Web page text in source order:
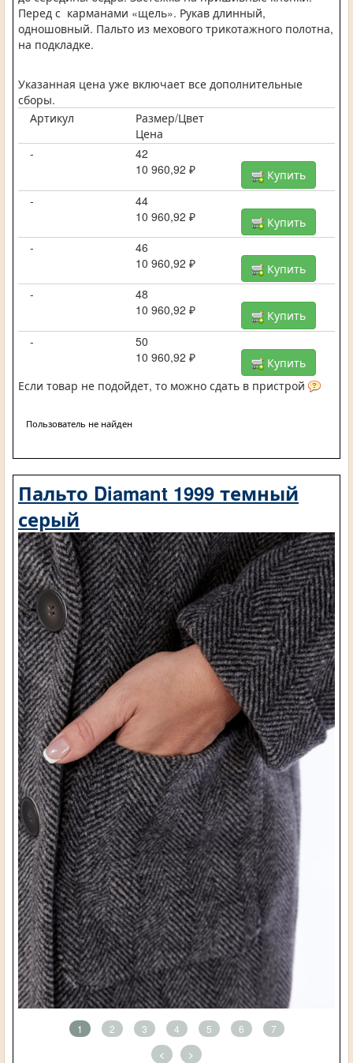
Перед с карманами «щель». Рукав длинный,
одношовный. Пальто из мехового трикотажного полотна,
на подкладке.
Указанная цена уже включает все дополнительные
сборы.
Артикул
Размер/Цвет
Цена
-
42
10 960,92 ₽
Купить
-
44
10 960,92 ₽
Купить
-
46
10 960,92 ₽
Купить
-
48
10 960,92 ₽
Купить
-
50
10 960,92 ₽
Купить
Если товар не подойдет, то можно сдать в пристрой
Пользователь не найден
Пальто Diamant 1999 темный
серый
1 2 3 4 5 6 7
< >